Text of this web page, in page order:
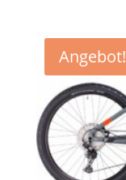
Angebot!